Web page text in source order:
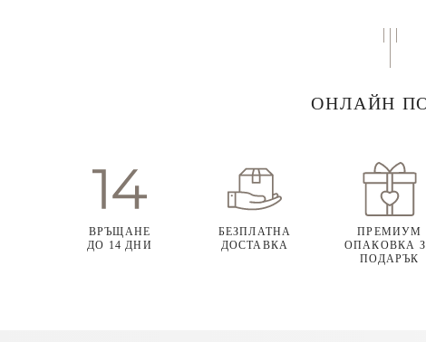
ОНЛАЙН
ВРЪЩАНЕ
ДО 14 ДНИ
БЕЗПЛАТНА
ДОСТАВКА
ПРЕМИУМ
ОПАКОВКА
ПОДАРЪК